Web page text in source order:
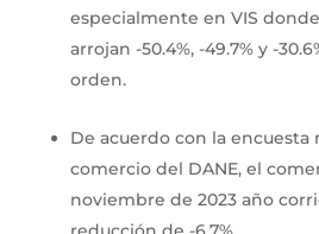
especialmente en VIS
arrojan -50.4%, -49.7% y -
orden.
De acuerdo con la encuesta
comercio del DANE, el
noviembre de 2023 año